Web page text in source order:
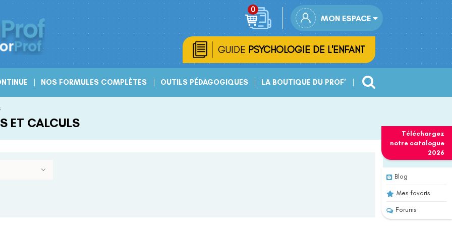
Téléchargez
notre catalogue
2026
Blog
Mes favoris
Forums
MON ESPACE
GUIDE PSYCHOLOGIE DE L'ENFANT
NOS FORMULES COMPLÈTES OUTILS PÉDAGOGIQUES LA BOUTIQUE DU PROF’
ET CALCULS